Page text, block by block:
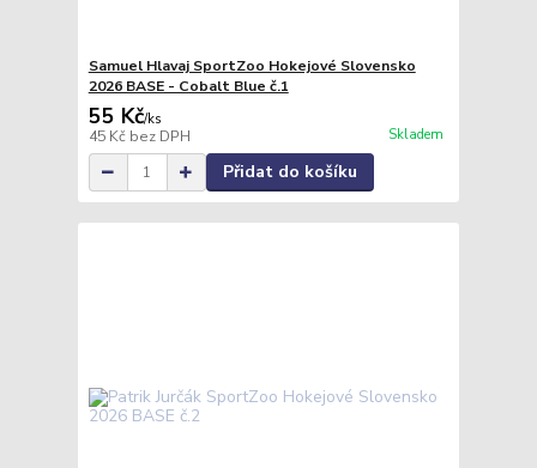
Samuel Hlavaj SportZoo Hokejové Slovensko
2026 BASE - Cobalt Blue č.1
55 Kč/ks
45 Kč bez DPH Skladem
Přidat do košíku